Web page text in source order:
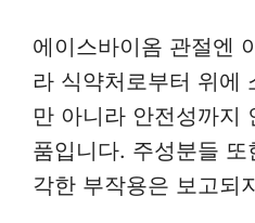
에이스바이옴 관절엔
라 식약처로부터 위에
만 아니라 안전성까지
품입니다. 주성분들 또
각한 부작용은 보고되